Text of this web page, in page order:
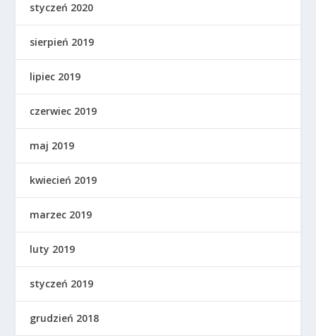
styczeń 2020
sierpień 2019
lipiec 2019
czerwiec 2019
maj 2019
kwiecień 2019
marzec 2019
luty 2019
styczeń 2019
grudzień 2018